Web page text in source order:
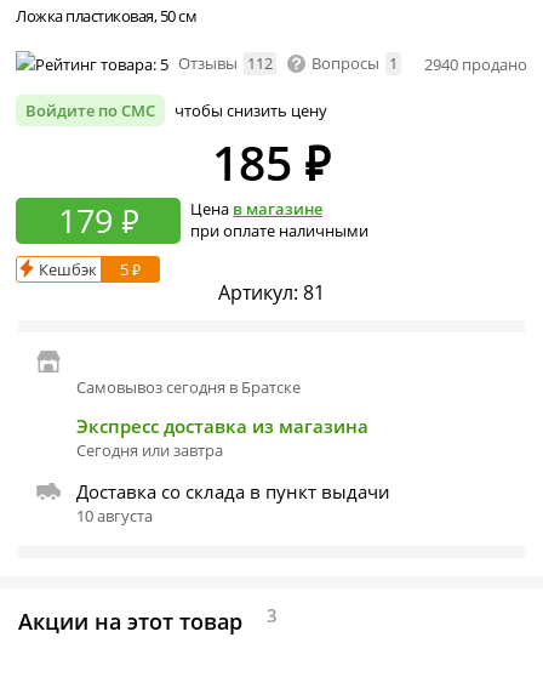
Ложка пластиковая, 50 см
Отзывы 112 Вопросы 1 2940 продано
Войдите по СМС чтобы снизить цену
185 ₽
179 ₽ Цена в магазине
при оплате наличными
Кешбэк
5 ₽
Артикул: 81
Самовывоз сегодня в Братске
Экспресс доставка из магазина
Сегодня или завтра
Доставка со склада в пункт выдачи
10 августа
Акции на этот товар 3